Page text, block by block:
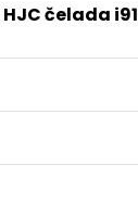
HJC čelada i91